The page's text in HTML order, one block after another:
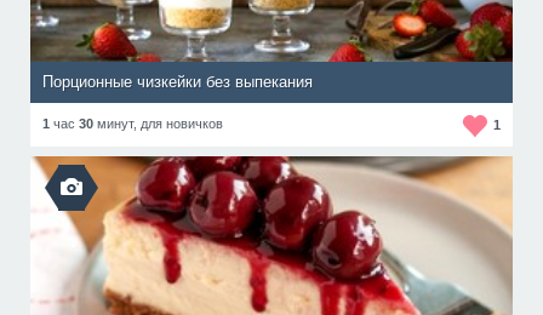
Порционные чизкейки без выпекания
1 час 30 минут, для новичков 1